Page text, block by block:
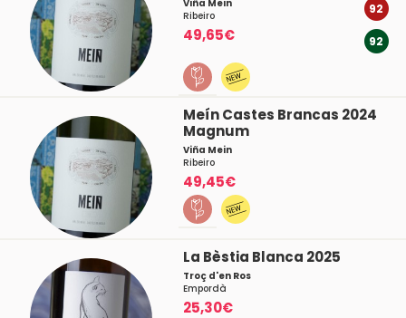
Viña Mein
Ribeiro
49,65€
92
92
Meín Castes Brancas 2024
Magnum
Viña Mein
Ribeiro
49,45€
La Bèstia Blanca 2025
Troç d'en Ros
Empordà
25,30€